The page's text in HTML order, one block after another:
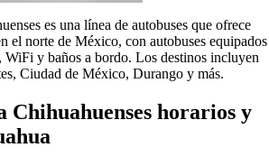
es una línea de autobuses que ofrece
el norte de México, con autobuses equipados
WiFi y baños a bordo. Los destinos incluyen
Ciudad de México, Durango y más.
Chihuahuenses horarios y